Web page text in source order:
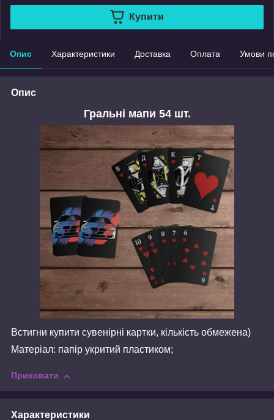
Купити
Опис Характеристики Доставка Оплата Умови
Опис
Гральні мапи 54 шт.
Встигни купити сувенірні картки, кількість обмежена)
Матеріал: папір укритий пластиком;
Приховати
Характеристики